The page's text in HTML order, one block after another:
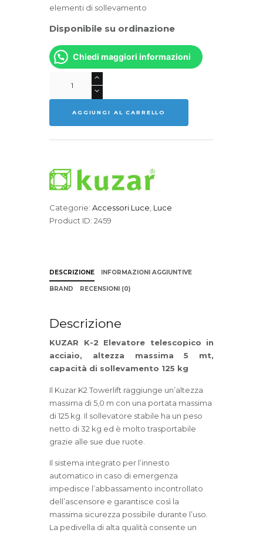
elementi di sollevamento
Disponibile su ordinazione
Chiedi maggiori informazioni
2
Elevatore
quantità
AGGIUNGI AL CARRELLO
Categorie: Accessori Luce, Luce
Product ID: 2459
DESCRIZIONE INFORMAZIONI AGGIUNTIVE
BRAND RECENSIONI (0)
Descrizione
KUZAR K-2 Elevatore telescopico in
acciaio, altezza massima 5 mt,
capacità di sollevamento 125 kg
Il Kuzar K2 Towerlift raggiunge un’altezza
massima di 5,0 m con una portata massima
di 125 kg. Il sollevatore stabile ha un peso
netto di 32 kg ed è molto trasportabile
grazie alle sue due ruote.
Il sistema integrato per l’innesto
automatico in caso di emergenza
impedisce l’abbassamento incontrollato
dell’ascensore e garantisce così la
massima sicurezza possibile durante l’uso.
La pedivella di alta qualità consente un